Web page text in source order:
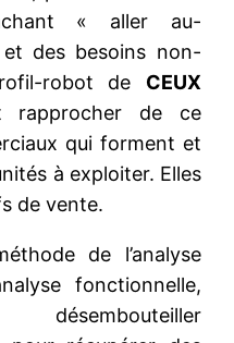
« aller au-
des besoins non-
robot de CEUX
rapprocher de ce
qui forment et
à exploiter. Elles
de vente.
de l’analyse
fonctionnelle,